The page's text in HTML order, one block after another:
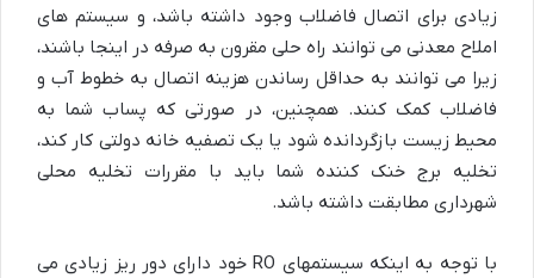
زیادی برای اتصال فاضلاب وجود داشته باشد، و سیستم های
املاح معدنی می توانند راه حلی مقرون به صرفه در اینجا باشند،
زیرا می توانند به حداقل رساندن هزینه اتصال به خطوط آب و
فاضلاب کمک کنند. همچنین، در صورتی که پساب شما به
محیط زیست بازگردانده شود یا یک تصفیه خانه دولتی کار کند،
تخلیه برج خنک کننده شما باید با مقررات تخلیه محلی
شهرداری مطابقت داشته باشد.
با توجه به اینکه سیستمهای RO خود دارای دور ریز زیادی می